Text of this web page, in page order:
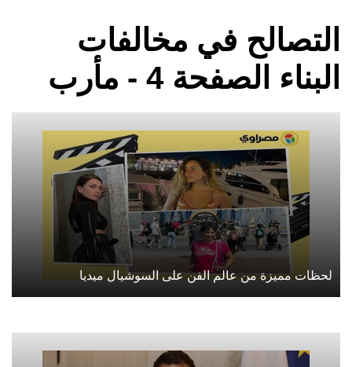
التصالح في مخالفات
البناء الصفحة 4 - مأرب
لحظات مميزة من عالم الفن على السوشيال ميديا